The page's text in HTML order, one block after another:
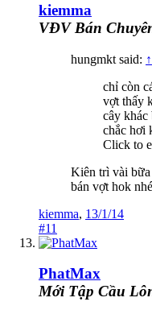
kiemma
VĐV Bán
hungmkt said: ↑
chỉ còn
vợt thấy
cây khác
chắc hơi
Click to
Kiên trì vài
bán vợt hok nhé
kiemma, 13/1/14
#11
PhatMax
Mới Tập Cầu